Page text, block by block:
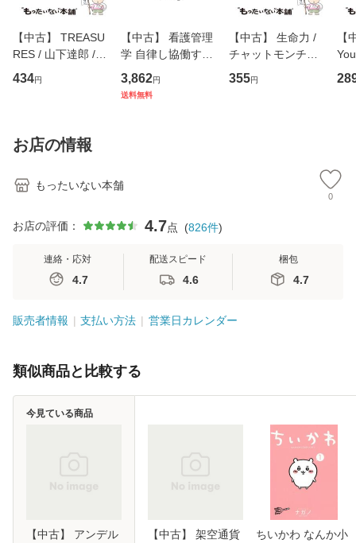
【中古】 TREASU
RES / 山下達郎 /
イーストウエス
ト・ジャパン [CD]
434円
【中古】 看護管理
学 自律し協働する
専門職の看護マネ
ジメントスキル 改
3,862円
送料無料
【中古】 生命力 /
チャットモンチー /
キューンレコード
[CD]【メール便送
355円
【
のが
お店の情報
もったいない本舗
0
お店の評価： 4.7点 (826件)
連絡・応対
4.7
配送スピード
4.6
梱包
4.7
販売者情報 支払い方法 営業日カレンダー
類似商品と比較する
【中古】 アンデル
今見ている商品
【中古】 架空通貨
ちいかわ なんか小